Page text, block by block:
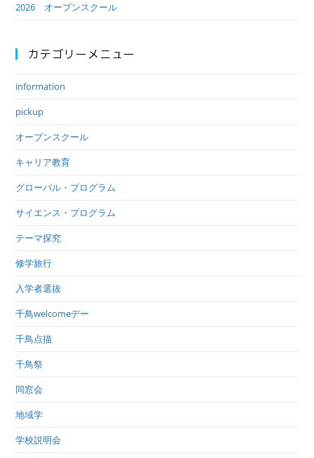
2026 オープンスクール
カテゴリーメニュー
information
pickup
オープンスクール
キャリア教育
グローバル・プログラム
サイエンス・プログラム
テーマ探究
修学旅行
入学者選抜
千鳥welcomeデー
千鳥点描
千鳥祭
同窓会
地域学
学校説明会